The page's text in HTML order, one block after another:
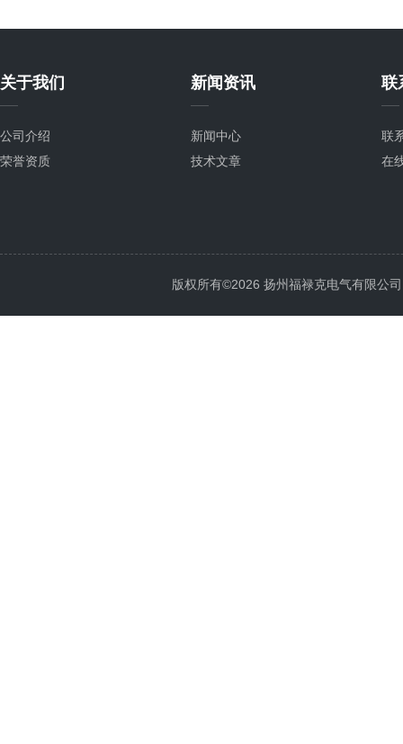
关于我们
公司介绍
荣誉资质
新闻资讯
新闻中心
技术文章
联
联
在
版权所有©2026 扬州福禄克电气有限公